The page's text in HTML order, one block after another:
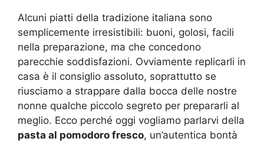
Alcuni piatti della tradizione italiana sono
semplicemente irresistibili: buoni, golosi, facili
nella preparazione, ma che concedono
parecchie soddisfazioni. Ovviamente replicarli in
casa è il consiglio assoluto, soprattutto se
riusciamo a strappare dalla bocca delle nostre
nonne qualche piccolo segreto per prepararli al
meglio. Ecco perché oggi vogliamo parlarvi della
pasta al pomodoro fresco, un’autentica bontà